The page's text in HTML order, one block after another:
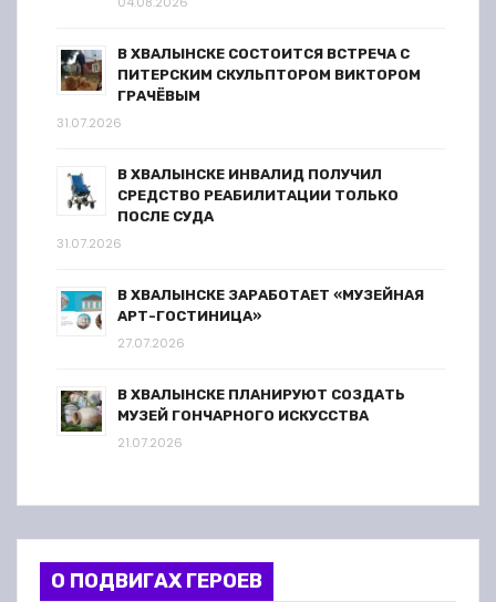
В ХВАЛЫНСКЕ СОСТОИТСЯ ВСТРЕЧА С
ПИТЕРСКИМ СКУЛЬПТОРОМ ВИКТОРОМ
ГРАЧЁВЫМ
31.07.2026
В ХВАЛЫНСКЕ ИНВАЛИД ПОЛУЧИЛ
СРЕДСТВО РЕАБИЛИТАЦИИ ТОЛЬКО
ПОСЛЕ СУДА
31.07.2026
В ХВАЛЫНСКЕ ЗАРАБОТАЕТ «МУЗЕЙНАЯ
АРТ-ГОСТИНИЦА»
27.07.2026
В ХВАЛЫНСКЕ ПЛАНИРУЮТ СОЗДАТЬ
МУЗЕЙ ГОНЧАРНОГО ИСКУССТВА
21.07.2026
О ПОДВИГАХ ГЕРОЕВ